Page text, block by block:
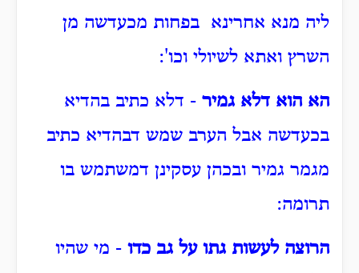
ליה מנא אחרינא בפחות מכעדשה מן
השרץ ואתא לשיולי וכו':
הא הוא דלא גמיר - דלא כתיב בהדיא
בכעדשה אבל הערב שמש דבהדיא כתיב
מגמר גמיר ובכהן עסקינן דמשתמש בו
תרומה:
הרוצה לעשות גתו על גב כדו - מי שהיו